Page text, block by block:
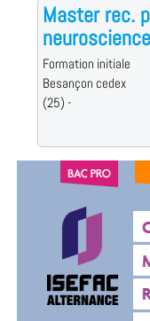
Master rec.
Formation initiale
Besançon cedex
(25) -